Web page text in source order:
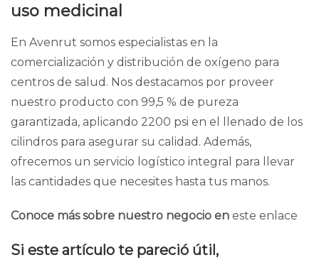
uso medicinal
En Avenrut somos especialistas en la
comercialización y distribución de oxígeno para
centros de salud. Nos destacamos por proveer
nuestro producto con 99,5 % de pureza
garantizada, aplicando 2200 psi en el llenado de los
cilindros para asegurar su calidad. Además,
ofrecemos un servicio logístico integral para llevar
las cantidades que necesites hasta tus manos.
Conoce más sobre nuestro negocio en este enlace
Si este artículo te pareció útil,